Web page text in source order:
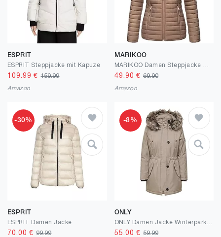
ESPRIT
ESPRIT Steppjacke mit Kapuze
109.99 €159.99
Amazon
MARIKOO
49.90 € 69.90
Amazon
-30%
ESPRIT
ESPRIT Damen Jacke
70.00 €99.99
-8%
ONLY
55.00 € 59.99